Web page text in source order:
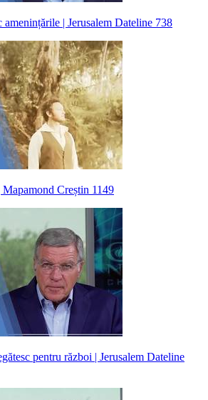
| Jerusalem Dateline 738
Mapamond Creștin 1149
pentru război | Jerusalem Dateline